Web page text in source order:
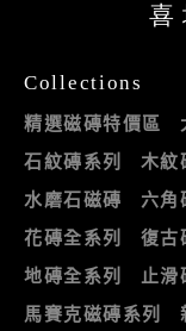
Collections
精選磁磚特價區
石紋磚系列
木紋
水磨石磁磚
六角
花磚全系列
復古
地磚全系列
止滑
馬賽克磁磚系列